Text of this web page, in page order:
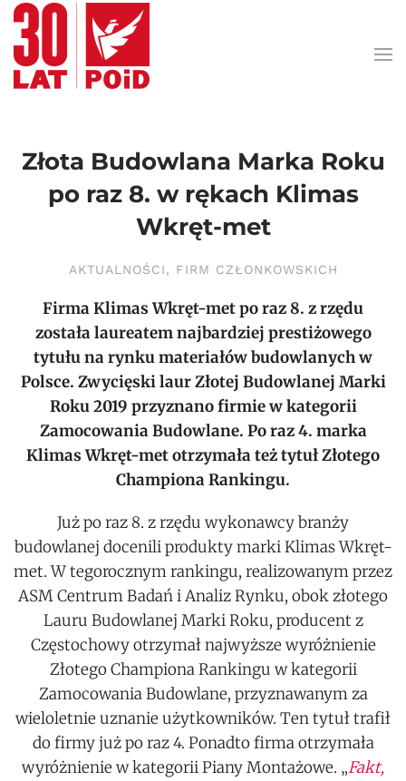
Przejdź do treści głównej
Złota Budowlana Marka Roku
po raz 8. w rękach Klimas
Wkręt-met
AKTUALNOŚCI, FIRM CZŁONKOWSKICH
Firma Klimas Wkręt-met po raz 8. z rzędu
została laureatem najbardziej prestiżowego
tytułu na rynku materiałów budowlanych w
Polsce. Zwycięski laur Złotej Budowlanej Marki
Roku 2019 przyznano firmie w kategorii
Zamocowania Budowlane. Po raz 4. marka
Klimas Wkręt-met otrzymała też tytuł Złotego
Championa Rankingu.
Już po raz 8. z rzędu wykonawcy branży
budowlanej docenili produkty marki Klimas Wkręt-
met. W tegorocznym rankingu, realizowanym przez
ASM Centrum Badań i Analiz Rynku, obok złotego
Lauru Budowlanej Marki Roku, producent z
Częstochowy otrzymał najwyższe wyróżnienie
Złotego Championa Rankingu w kategorii
Zamocowania Budowlane, przyznawanym za
wieloletnie uznanie użytkowników. Ten tytuł trafił
do firmy już po raz 4. Ponadto firma otrzymała
wyróżnienie w kategorii Piany Montażowe. „Fakt,